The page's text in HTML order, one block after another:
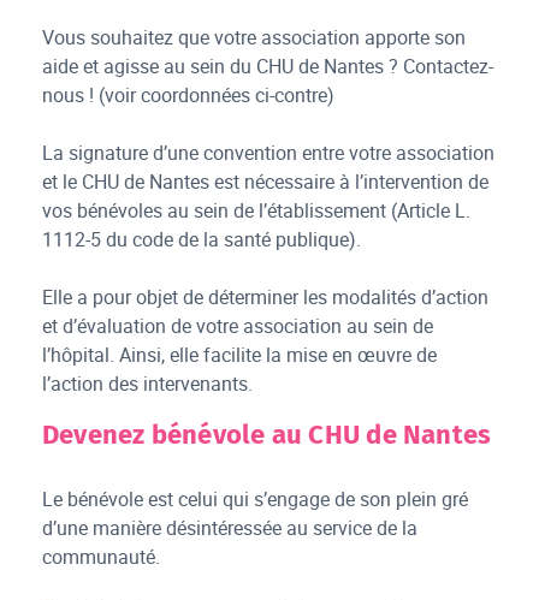
Vous souhaitez que votre association apporte son
aide et agisse au sein du CHU de Nantes ? Contactez-
nous ! (voir coordonnées ci-contre)
La signature d’une convention entre votre association
et le CHU de Nantes est nécessaire à l’intervention de
vos bénévoles au sein de l’établissement (Article L.
1112-5 du code de la santé publique).
Elle a pour objet de déterminer les modalités d’action
et d’évaluation de votre association au sein de
l’hôpital. Ainsi, elle facilite la mise en œuvre de
l’action des intervenants.
Devenez bénévole au CHU de Nantes
Le bénévole est celui qui s’engage de son plein gré
d’une manière désintéressée au service de la
communauté.